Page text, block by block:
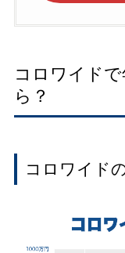
コロワイドで
ら？
コロワイド